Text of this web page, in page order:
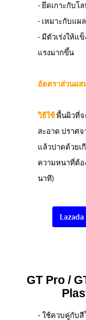
- ยึดเกาะกับโ
- เหมาะกับแผ
- มีตัวเร่งให้แ
แรงมากขึ้น
อัตตราส่วนผส
วิธีใช้พื้นผิวที่จ
สะอาด ปราศ
แล้วปาดด้วยเ
ความหนาที่ต้อ
นาที)
Lazada
GT Pro /
- ใช้ควบคู่กับสี